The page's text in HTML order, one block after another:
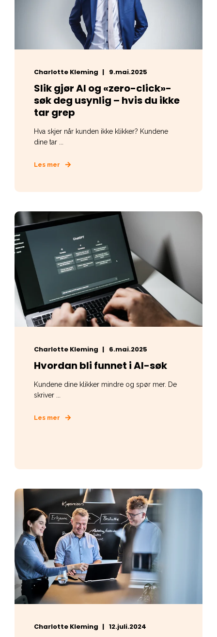
Charlotte Kleming 9.mai.2025
Slik gjør AI og «zero-click»-
søk deg usynlig – hvis du ikke
tar grep
Hva skjer når kunden ikke klikker? Kundene
dine tar ...
Les mer
Charlotte Kleming 6.mai.2025
Hvordan bli funnet i AI-søk
Kundene dine klikker mindre og spør mer. De
skriver ...
Les mer
Charlotte Kleming 12.juli.2024